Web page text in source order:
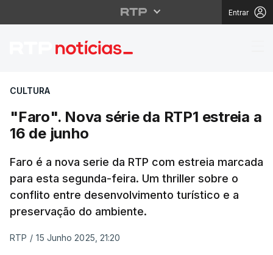
Entrar
"Faro". Nova série da
CULTURA
"Faro". Nova série da RTP1 estreia a
16 de junho
Faro é a nova serie da RTP com estreia marcada
para esta segunda-feira. Um thriller sobre o
conflito entre desenvolvimento turístico e a
preservação do ambiente.
RTP / 15 Junho 2025, 21:20